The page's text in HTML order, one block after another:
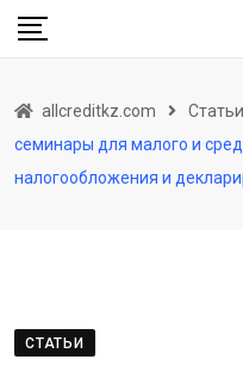
Skip
allcreditkz.com Статьи
семинары для малого и
налогообложения и
СТАТЬИ